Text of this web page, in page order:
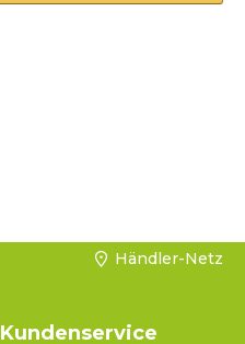
Händler-Netz
Kundenservice